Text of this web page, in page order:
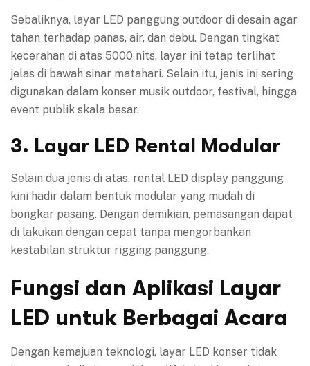
Sebaliknya, layar LED panggung outdoor di desain agar
tahan terhadap panas, air, dan debu. Dengan tingkat
kecerahan di atas 5000 nits, layar ini tetap terlihat
jelas di bawah sinar matahari. Selain itu, jenis ini sering
digunakan dalam konser musik outdoor, festival, hingga
event publik skala besar.
3. Layar LED Rental Modular
Selain dua jenis di atas, rental LED display panggung
kini hadir dalam bentuk modular yang mudah di
bongkar pasang. Dengan demikian, pemasangan dapat
di lakukan dengan cepat tanpa mengorbankan
kestabilan struktur rigging panggung.
Fungsi dan Aplikasi Layar
LED untuk Berbagai Acara
Dengan kemajuan teknologi, layar LED konser tidak